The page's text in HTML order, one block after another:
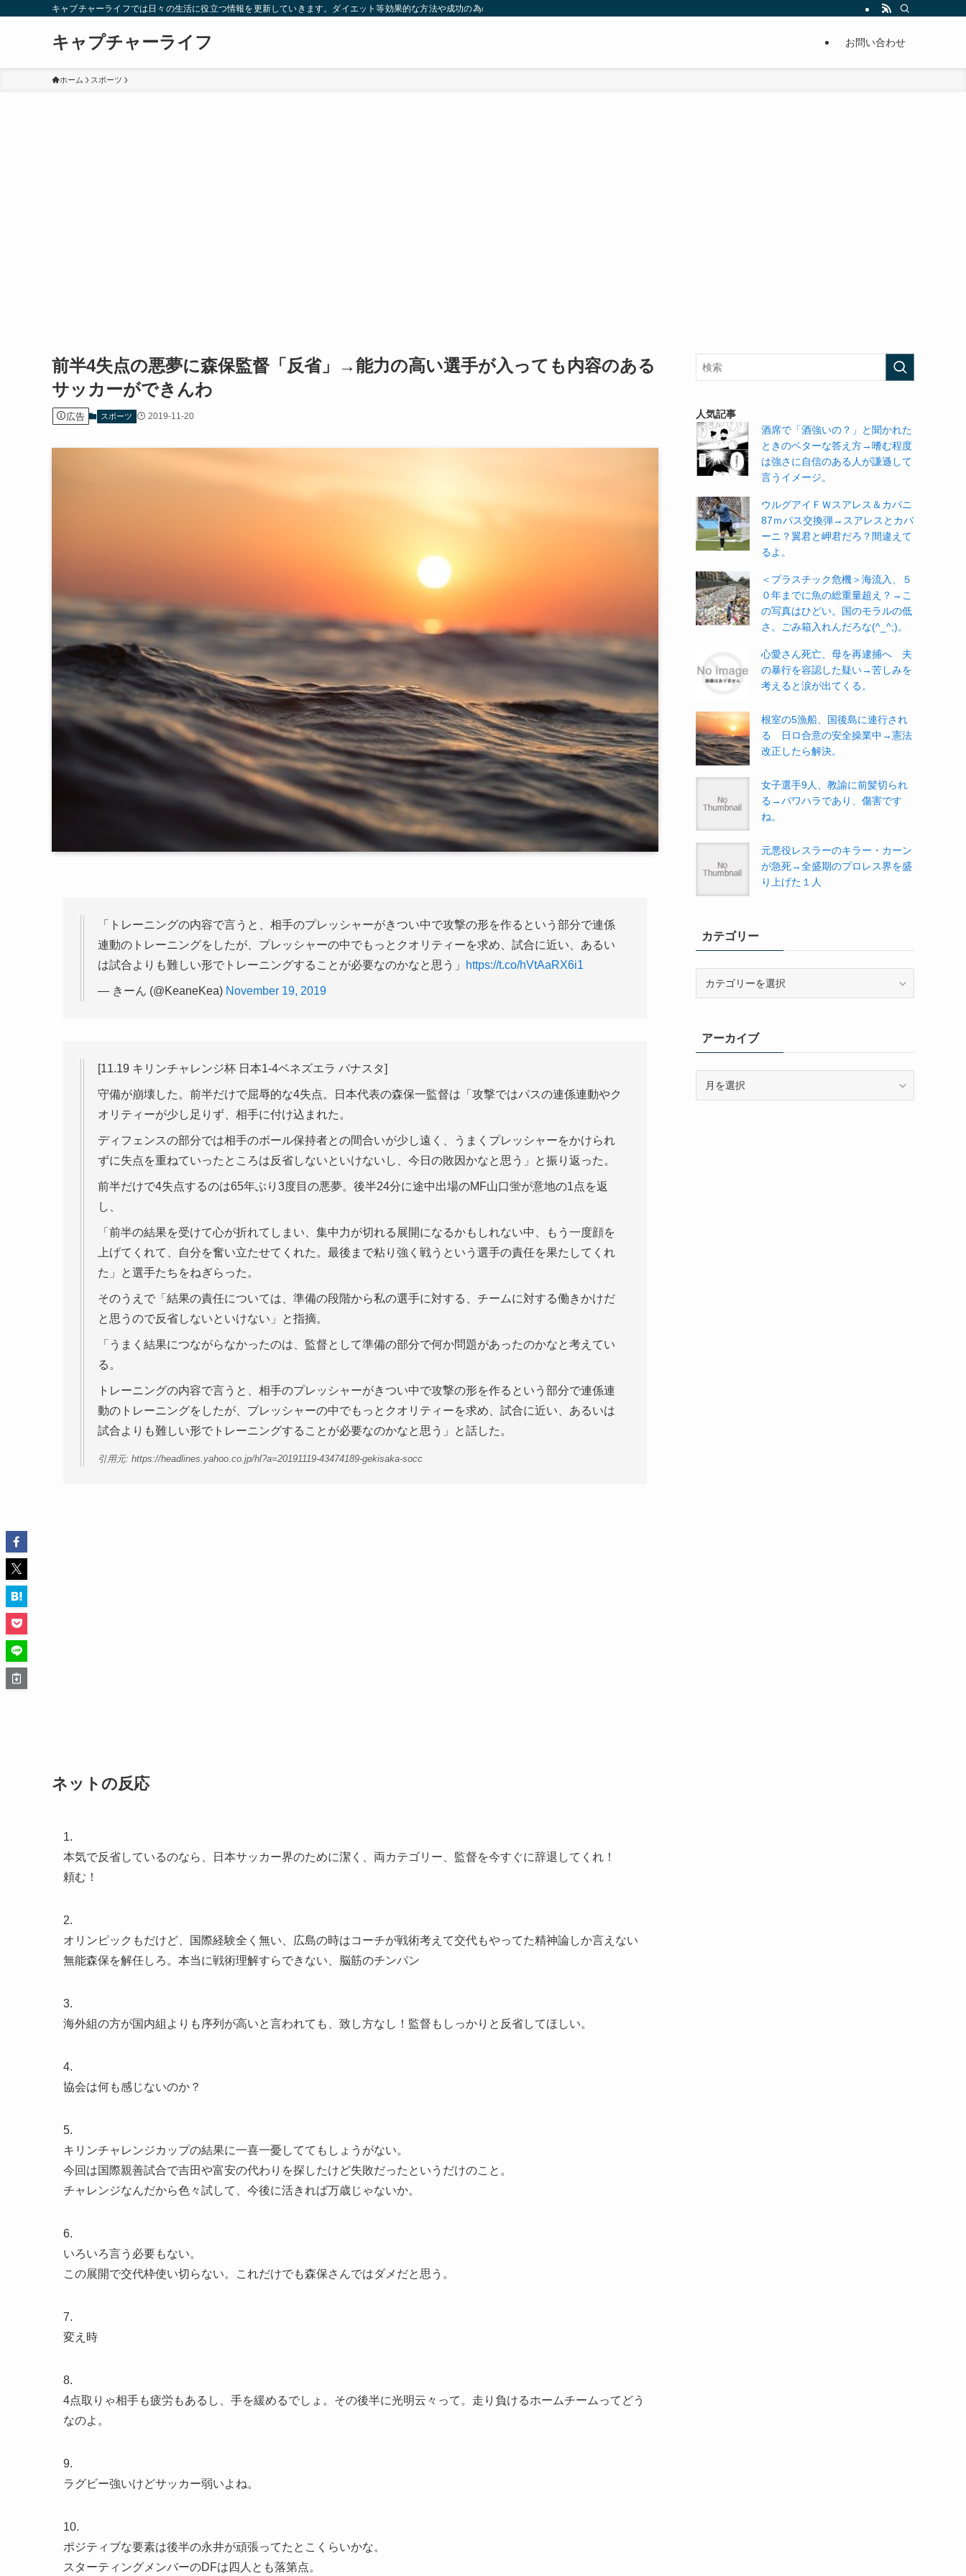
キャプチャーライフでは日々の生活に役立つ情報を更新していきます。ダイエット等効果的な方法や成功の為の秘訣等。太ったり悩んでいる方々が簡単に痩せることが出来るように分かりやすくまとめています。
キャプチャーライフ お問い合わせ
ホーム スポーツ
前半4失点の悪夢に森保監督「反省」→能力の高い選手が入っても内容のある
サッカーができんわ
広告 スポーツ 2019-11-20
「トレーニングの内容で言うと、相手のプレッシャーがきつい中で攻撃の形を作るという部分で連係
連動のトレーニングをしたが、プレッシャーの中でもっとクオリティーを求め、試合に近い、あるい
は試合よりも難しい形でトレーニングすることが必要なのかなと思う」
https://t.co/hVtAaRX6i1
— きーん (@KeaneKea) November 19, 2019
[11.19 キリンチャレンジ杯 日本1-4ベネズエラ パナスタ]
守備が崩壊した。前半だけで屈辱的な4失点。日本代表の森保一監督は「攻撃ではパスの連係連動やク
オリティーが少し足りず、相手に付け込まれた。
ディフェンスの部分では相手のボール保持者との間合いが少し遠く、うまくプレッシャーをかけられ
ずに失点を重ねていったところは反省しないといけないし、今日の敗因かなと思う」と振り返った。
前半だけで4失点するのは65年ぶり3度目の悪夢。後半24分に途中出場のMF山口蛍が意地の1点を返
し、
「前半の結果を受けて心が折れてしまい、集中力が切れる展開になるかもしれない中、もう一度顔を
上げてくれて、自分を奮い立たせてくれた。最後まで粘り強く戦うという選手の責任を果たしてくれ
た」と選手たちをねぎらった。
そのうえで「結果の責任については、準備の段階から私の選手に対する、チームに対する働きかけだ
と思うので反省しないといけない」と指摘。
「うまく結果につながらなかったのは、監督として準備の部分で何か問題があったのかなと考えてい
る。
トレーニングの内容で言うと、相手のプレッシャーがきつい中で攻撃の形を作るという部分で連係連
動のトレーニングをしたが、プレッシャーの中でもっとクオリティーを求め、試合に近い、あるいは
試合よりも難しい形でトレーニングすることが必要なのかなと思う」と話した。
引用元: https://headlines.yahoo.co.jp/hl?a=20191119-43474189-gekisaka-socc
ネットの反応
1.
本気で反省しているのなら、日本サッカー界のために潔く、両カテゴリー、監督を今すぐに辞退してくれ！
頼む！
2.
オリンピックもだけど、国際経験全く無い、広島の時はコーチが戦術考えて交代もやってた精神論しか言えない
無能森保を解任しろ。本当に戦術理解すらできない、脳筋のチンパン
3.
海外組の方が国内組よりも序列が高いと言われても、致し方なし！監督もしっかりと反省してほしい。
4.
協会は何も感じないのか？
5.
キリンチャレンジカップの結果に一喜一憂しててもしょうがない。
今回は国際親善試合で吉田や富安の代わりを探したけど失敗だったというだけのこと。
チャレンジなんだから色々試して、今後に活きれば万歳じゃないか。
6.
いろいろ言う必要もない。
この展開で交代枠使い切らない。これだけでも森保さんではダメだと思う。
7.
変え時
8.
4点取りゃ相手も疲労もあるし、手を緩めるでしょ。その後半に光明云々って。走り負けるホームチームってどう
なのよ。
9.
ラグビー強いけどサッカー弱いよね。
10.
ポジティブな要素は後半の永井が頑張ってたとこくらいかな。
スターティングメンバーのDFは四人とも落第点。
人気記事
酒席で「酒強いの？」と聞かれた
ときのベターな答え方→嗜む程度
は強さに自信のある人が謙遜して
言うイメージ。
ウルグアイＦＷスアレス＆カバニ
87ｍパス交換弾→スアレスとカバ
ーニ？翼君と岬君だろ？間違えて
るよ。
＜プラスチック危機＞海流入、５
０年までに魚の総重量超え？→こ
の写真はひどい。国のモラルの低
さ。ごみ箱入れんだろな(^_^;)。
心愛さん死亡、母を再逮捕へ 夫
の暴行を容認した疑い→苦しみを
考えると涙が出てくる。
根室の5漁船、国後島に連行され
る 日ロ合意の安全操業中→憲法
改正したら解決。
女子選手9人、教諭に前髪切られ
る→パワハラであり、傷害です
ね。
元悪役レスラーのキラー・カーン
が急死→全盛期のプロレス界を盛
り上げた１人
カテゴリー
ーアーカイブ